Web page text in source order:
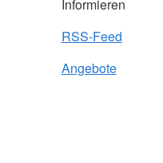
Informieren
RSS-Feed
Angebote